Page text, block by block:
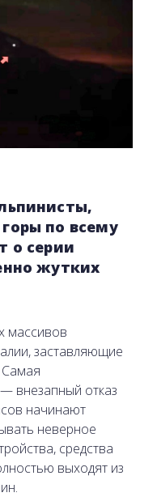
по всему
о серии
жутких
массивов
заставляющие
Самая
внезапный отказ
начинают
неверное
средства
выходят из